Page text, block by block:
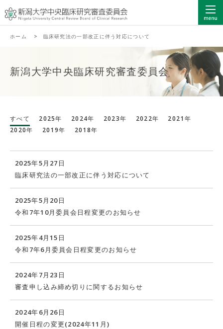
ホーム > 臨床研究法の一部改正に伴う対応について
新潟大学中央臨床研究審査委員会
すべて 2025年 2024年 2023年 2022年
2021年
2020年
2019年 2018年
2025年5月27日
臨床研究法の一部改正に伴う対応について
2025年5月20日
令和7年10月委員会日程変更のお知らせ
2025年4月15日
令和7年6月委員会日程変更のお知らせ
2024年7月23日
審査申し込み締め切りに関するお知らせ
2024年6月26日
開催日程の変更(2024年11月)